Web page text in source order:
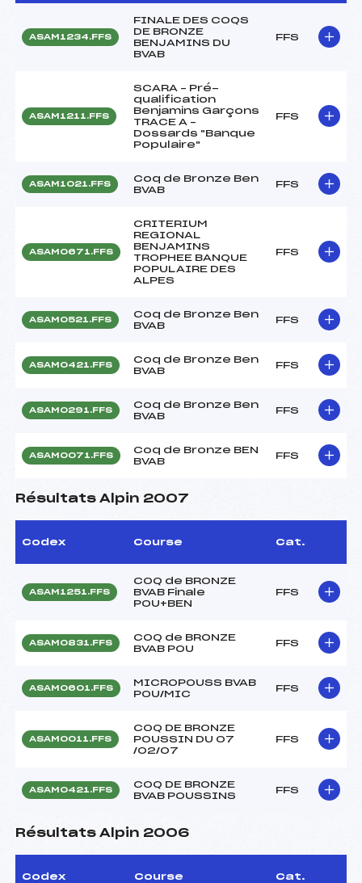
ASAM1234.FFS
FINALE DES COQS
DE BRONZE
BENJAMINS DU
BVAB
FFS
ASAM1211.FFS
SCARA – Pré-
qualification
Benjamins Garçons
TRACE A –
Dossards "Banque
Populaire"
FFS
ASAM1021.FFS
Coq de Bronze Ben
BVAB
FFS
ASAM0671.FFS
CRITERIUM
REGIONAL
BENJAMINS
TROPHEE BANQUE
POPULAIRE DES
ALPES
FFS
ASAM0521.FFS
Coq de Bronze Ben
BVAB
FFS
ASAM0421.FFS
Coq de Bronze Ben
BVAB
FFS
ASAM0291.FFS
Coq de Bronze Ben
BVAB
FFS
ASAM0071.FFS
Coq de Bronze BEN
BVAB
FFS
Résultats Alpin 2007
Codex Course Cat.
ASAM1251.FFS
COQ de BRONZE
BVAB Finale
POU+BEN
FFS
ASAM0831.FFS
COQ de BRONZE
BVAB POU
FFS
ASAM0601.FFS
MICROPOUSS BVAB
POU/MIC
FFS
ASAM0011.FFS
COQ DE BRONZE
POUSSIN DU 07
/02/07
FFS
ASAM0421.FFS
COQ DE BRONZE
BVAB POUSSINS
FFS
Résultats Alpin 2006
Codex Course Cat.